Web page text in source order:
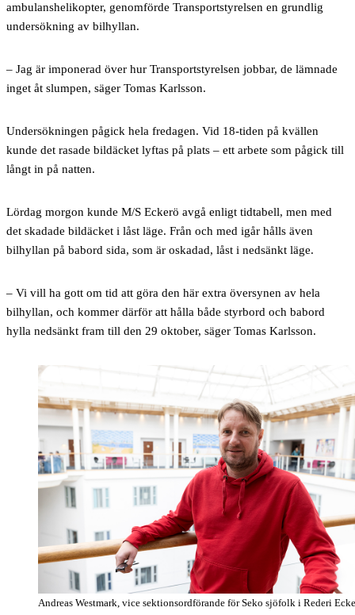
ambulanshelikopter, genomförde Transportstyrelsen en grundlig
undersökning av bilhyllan.
– Jag är imponerad över hur Transportstyrelsen jobbar, de lämnade
inget åt slumpen, säger Tomas Karlsson.
Undersökningen pågick hela fredagen. Vid 18-tiden på kvällen
kunde det rasade bildäcket lyftas på plats – ett arbete som pågick till
långt in på natten.
Lördag morgon kunde M/S Eckerö avgå enligt tidtabell, men med
det skadade bildäcket i låst läge. Från och med igår hålls även
bilhyllan på babord sida, som är oskadad, låst i nedsänkt läge.
– Vi vill ha gott om tid att göra den här extra översynen av hela
bilhyllan, och kommer därför att hålla både styrbord och babord
hylla nedsänkt fram till den 29 oktober, säger Tomas Karlsson.
Andreas Westmark, vice sektionsordförande för Seko sjöfolk i Rederi